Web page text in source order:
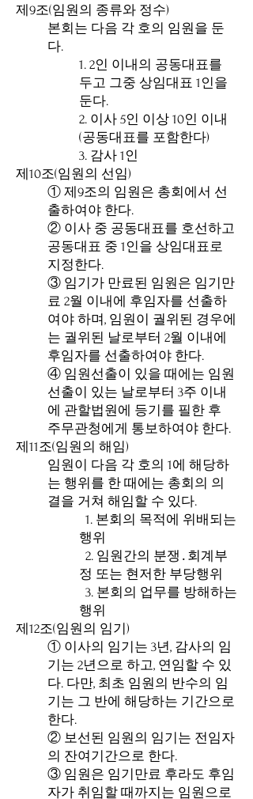
제9조(임원의 종류와 정수)
본회는 다음 각 호의 임원을 둔
다.
1. 2인 이내의 공동대표를
두고 그중 상임대표 1인을
둔다.
2. 이사 5인 이상 10인 이내
(공동대표를 포함한다)
3. 감사 1인
제10조(임원의 선임)
① 제9조의 임원은 총회에서 선
출하여야 한다.
② 이사 중 공동대표를 호선하고
공동대표 중 1인을 상임대표로
지정한다.
③ 임기가 만료된 임원은 임기만
료 2월 이내에 후임자를 선출하
여야 하며, 임원이 궐위된 경우에
는 궐위된 날로부터 2월 이내에
후임자를 선출하여야 한다.
④ 임원선출이 있을 때에는 임원
선출이 있는 날로부터 3주 이내
에 관할법원에 등기를 필한 후
주무관청에게 통보하여야 한다.
제11조(임원의 해임)
임원이 다음 각 호의 1에 해당하
는 행위를 한 때에는 총회의 의
결을 거쳐 해임할 수 있다.
1. 본회의 목적에 위배되는
행위
2. 임원간의 분쟁․회계부
정 또는 현저한 부당행위
3. 본회의 업무를 방해하는
행위
제12조(임원의 임기)
① 이사의 임기는 3년, 감사의 임
기는 2년으로 하고, 연임할 수 있
다. 다만, 최초 임원의 반수의 임
기는 그 반에 해당하는 기간으로
한다.
② 보선된 임원의 임기는 전임자
의 잔여기간으로 한다.
③ 임원은 임기만료 후라도 후임
자가 취임할 때까지는 임원으로